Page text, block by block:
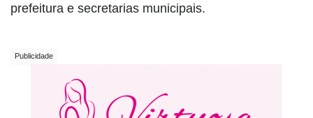
prefeitura e secretarias municipais.